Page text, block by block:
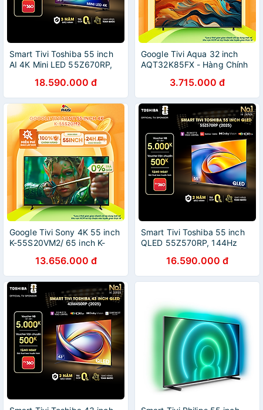
Smart Tivi Toshiba 55 inch
AI 4K Mini LED 55Z670RP,
Chính Hãng18.590.000 đ
Google Tivi Aqua 32 inch
AQT32K85FX - Hàng Chính
3.715.000 đ
Google Tivi Sony 4K 55 inch
K-55S20VM2/ 65 inch K-
75S20M2 - Mẫu Mới 2025 -
Hàng Chính Hãng, Mới 100
13.656.000 đ
Smart Tivi Toshiba 55 inch
QLED 55Z570RP, 144Hz
Hành 24 Tháng, Hàng Chính
Hãng
16.590.000 đ